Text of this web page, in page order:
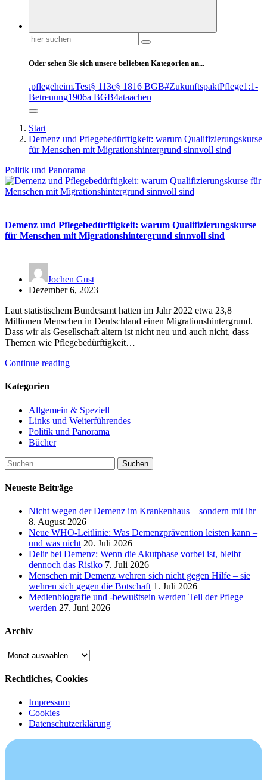
Suchen
nach:
Oder sehen Sie sich unsere beliebten Kategorien an...
.pflegeheim.Test§ 113c§ 1816 BGB#ZukunftspaktPflege1:1-
Betreuung1906a BGB4ataachen
Start
Demenz und Pflegebedürftigkeit: warum Qualifizierungskurse
für Menschen mit Migrationshintergrund sinnvoll sind
Politik und Panorama
Demenz und Pflegebedürftigkeit: warum Qualifizierungskurse
für Menschen mit Migrationshintergrund sinnvoll sind
Jochen Gust
Dezember 6, 2023
Laut statistischem Bundesamt hatten im Jahr 2022 etwa 23,8
Millionen Menschen in Deutschland einen Migrationshintergrund.
Dass wir als Gesellschaft altern ist nicht neu und auch nicht, dass
Themen wie Pflegebedürftigkeit…
Continue reading
Kategorien
Allgemein & Speziell
Links und Weiterführendes
Politik und Panorama
Bücher
Suchen
nach:
Neueste Beiträge
Nicht wegen der Demenz im Krankenhaus – sondern mit ihr
8. August 2026
Neue WHO-Leitlinie: Was Demenzprävention leisten kann –
und was nicht 20. Juli 2026
Delir bei Demenz: Wenn die Akutphase vorbei ist, bleibt
dennoch das Risiko 7. Juli 2026
Menschen mit Demenz wehren sich nicht gegen Hilfe – sie
wehren sich gegen die Botschaft 1. Juli 2026
Medienbiografie und -bewußtsein werden Teil der Pflege
werden 27. Juni 2026
Archiv
Archiv
Rechtliches, Cookies
Impressum
Cookies
Datenschutzerklärung